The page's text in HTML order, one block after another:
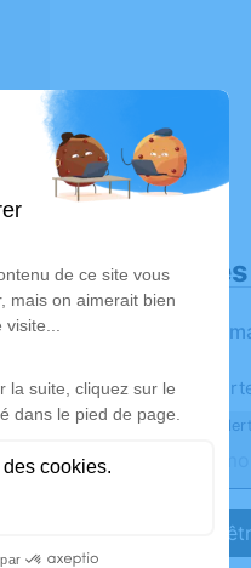
Déroulé
Les
Activez une
Recevoir une
Je veux